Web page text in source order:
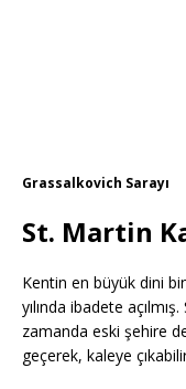
Grassalkovich Sarayı
St. Martin
Kentin en büyük dini
yılında ibadete
zamanda eski şehire
geçerek, kaleye